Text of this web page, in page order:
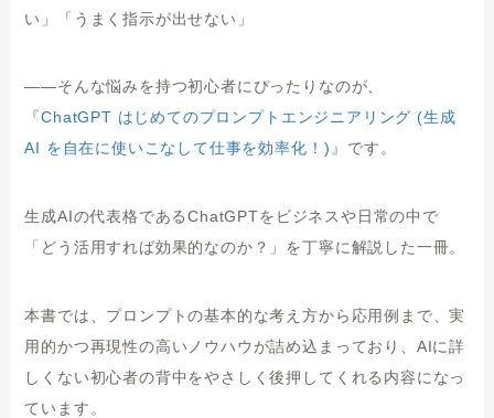
い」「うまく指示が出せない」
——そんな悩みを持つ初心者にぴったりなのが、
『ChatGPT はじめてのプロンプトエンジニアリング (生成
AI を自在に使いこなして仕事を効率化！) 』です。
生成AIの代表格であるChatGPTをビジネスや日常の中で
「どう活用すれば効果的なのか？」を丁寧に解説した一冊。
本書では、プロンプトの基本的な考え方から応用例まで、実
用的かつ再現性の高いノウハウが詰め込まっており、AIに詳
しくない初心者の背中をやさしく後押してくれる内容になっ
ています。